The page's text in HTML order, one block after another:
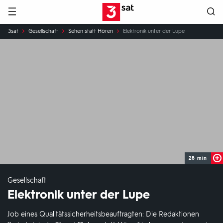
Hauptnavigation 3SAT
Sie
sind
3sat Gesellschaft Sehen statt Hören Elektronik unter der Lupe
28 min
Gesellschaft
Elektronik unter der Lupe
Job eines Qualitätssicherheitsbeauftragten: Die Redaktionen